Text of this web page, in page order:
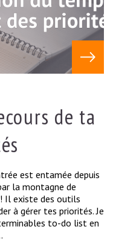
Voir
de ta
est entamée depuis
la montagne de
Il existe des outils
à gérer tes priorités. Je
to-do list en